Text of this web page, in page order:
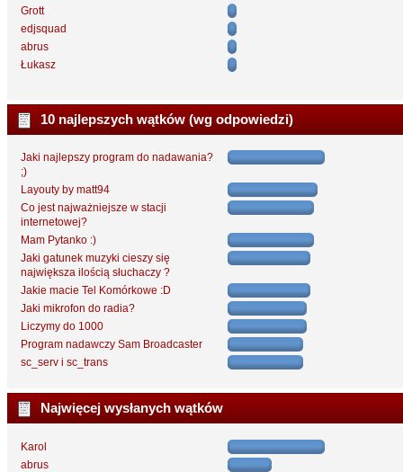
Grott
edjsquad
abrus
Łukasz
10 najlepszych wątków (wg odpowiedzi)
Jaki najlepszy program do nadawania?
;)
Layouty by matt94
Co jest najważniejsze w stacji
internetowej?
Mam Pytanko :)
Jaki gatunek muzyki cieszy się
największa ilością słuchaczy ?
Jakie macie Tel Komórkowe :D
Jaki mikrofon do radia?
Liczymy do 1000
Program nadawczy Sam Broadcaster
sc_serv i sc_trans
Najwięcej wysłanych wątków
Karol
abrus